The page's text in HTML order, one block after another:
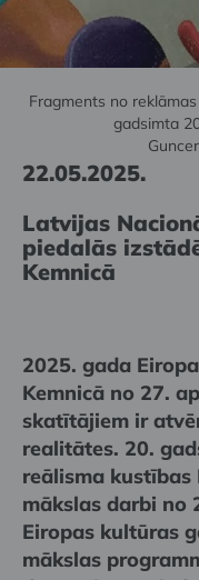
Fragments no
gadsimta
22.05.2025.
Latvijas
piedalās
Kemnicā
2025. gada
Kemnicā no 27.
skatītājiem ir
realitātes. 20.
reālisma kustības
mākslas darbi no
Eiropas kultūras
mākslas